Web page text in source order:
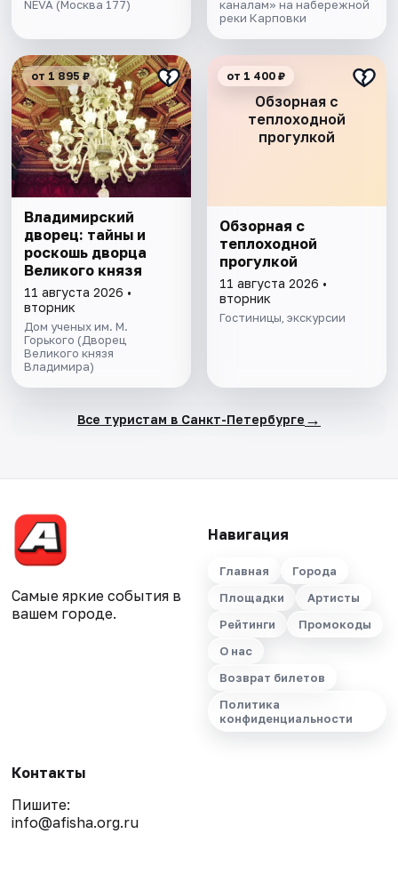
NEVA (Москва 177)
каналам» на набережной
реки Карповки
от 1 895 ₽
Владимирский
дворец: тайны и
роскошь дворца
Великого князя
11 августа 2026 •
вторник
Дом ученых им. М.
Горького (Дворец
Великого князя
Владимира)
Обзорная с
теплоходной
прогулкой
от 1 400 ₽
Обзорная с
теплоходной
прогулкой
11 августа 2026 •
вторник
Гостиницы, экскурсии
Все туристам в Санкт-Петербурге →
Самые яркие события в
вашем городе.
Навигация
Главная
Города
Площадки
Артисты
Рейтинги
Промокоды
О нас
Возврат билетов
Политика
конфиденциальности
Контакты
Пишите:
info@afisha.org.ru